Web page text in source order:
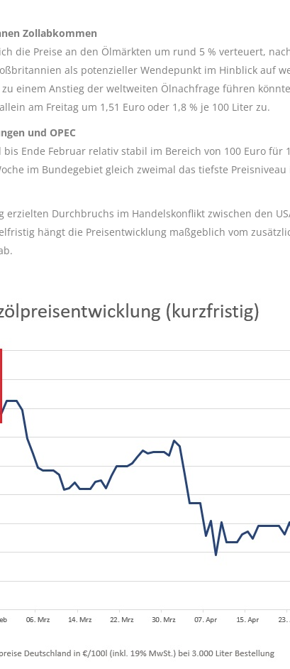
Zollabkommen
die Preise an den Ölmärkten um rund 5 % verteuert,
als potenzieller Wendepunkt im Hinblick auf
einem Anstieg der weltweiten Ölnachfrage führen
am Freitag um 1,51 Euro oder 1,8 % je 100 Liter zu.
und OPEC
Ende Februar relativ stabil im Bereich von 100 Euro für
im Bundegebiet gleich zweimal das tiefste
erzielten Durchbruchs im Handelskonflikt zwischen den
hängt die Preisentwicklung maßgeblich vom